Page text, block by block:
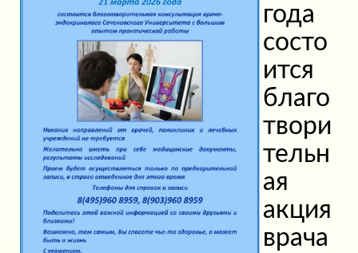
года
состо
ится
благо
твори
тельн
ая
акция
врача